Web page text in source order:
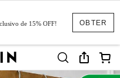
OBTER
de 15% OFF!